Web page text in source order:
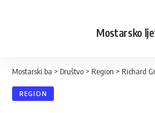
Mostarsko
Mostarski.ba > Društvo > Region > Richard
REGION